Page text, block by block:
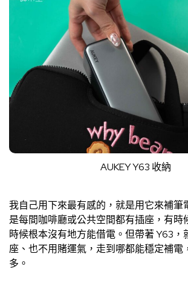
AUKEY Y63 收納
我自己用下來最有感的，就是用它來補筆
是每間咖啡廳或公共空間都有插座，有時
時候根本沒有地方能借電。但帶著 Y63，
座、也不用賭運氣，走到哪都能穩定補電
多。